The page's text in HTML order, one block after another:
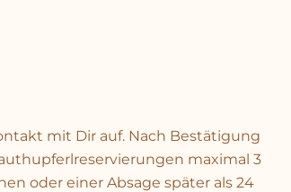
mit Dir auf. Nach Bestätigung
maximal 3
oder einer Absage später als 24